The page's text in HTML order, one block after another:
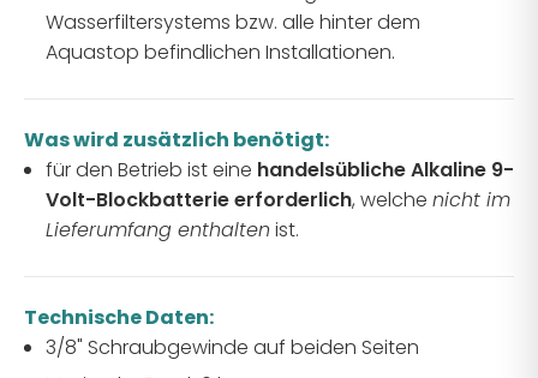
Wasserfiltersystems bzw. alle hinter dem
Aquastop befindlichen Installationen.
Was wird zusätzlich benötigt:
für den Betrieb ist eine handelsübliche Alkaline 9-
Volt-Blockbatterie erforderlich, welche nicht im
Lieferumfang enthalten ist.
Technische Daten:
3/8" Schraubgewinde auf beiden Seiten